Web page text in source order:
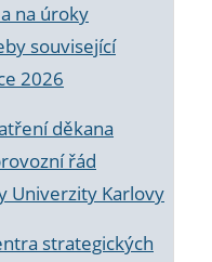
na úroky
související
2026
děkana
řád
Univerzity Karlovy
strategických